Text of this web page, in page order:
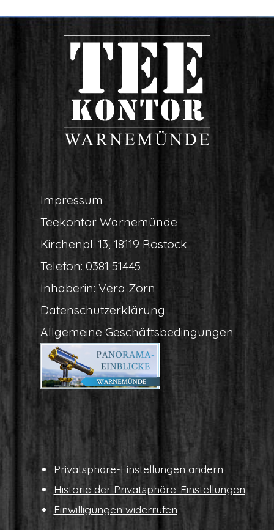
Impres­sum
Tee­kon­tor Warnemünde
Kir­chen­pl. 13, 18119 Rostock
Tele­fon: 0381 51445
Inha­be­rin: Vera Zorn
Daten­schutz­er­klä­rung
All­ge­mei­ne Geschäftsbedingungen
Pri­vat­sphä­re-Ein­stel­lun­gen ändern
His­to­rie der Privatsphäre-Einstellungen
Ein­wil­li­gun­gen widerrufen